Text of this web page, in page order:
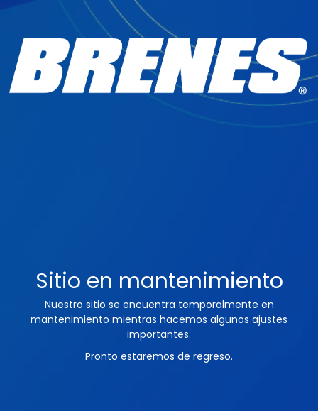
Sitio en mantenimiento
Nuestro sitio se encuentra temporalmente en
mantenimiento mientras hacemos algunos ajustes
importantes.
Pronto estaremos de regreso.